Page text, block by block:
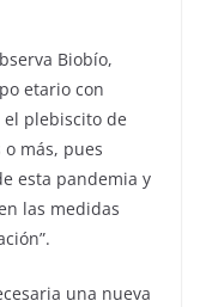
Biobío,
etario con
plebiscito de
más, pues
esta pandemia y
las medidas
una nueva